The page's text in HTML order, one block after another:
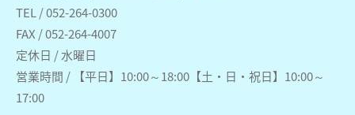
TEL / 052-264-0300
FAX / 052-264-4007
定休日 / 水曜日
営業時間 / 【平日】10:00～18:00【土・日・祝日】10:00～
17:00